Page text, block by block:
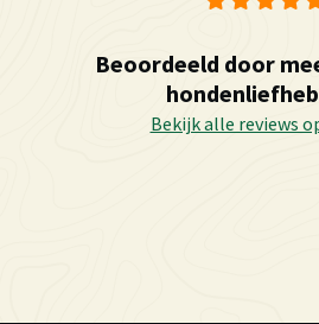
Beoordeeld door
Bekijk alle reviews